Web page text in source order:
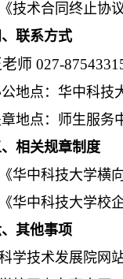
技术合同终止协
联系方式
师 027-
地点：华中科技
地点：师生服务
相关规章制度
华中科技大学横
华中科技大学校
其他事项
学技术发展院网站